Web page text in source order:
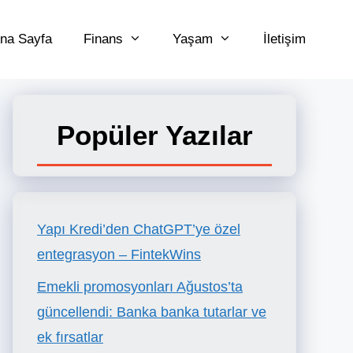
Sayfa Finans Yaşam İletişim
Popüler Yazılar
Yapı Kredi’den ChatGPT’ye özel
entegrasyon – FintekWins
Emekli promosyonları Ağustos’ta
güncellendi: Banka banka tutarlar ve
ek fırsatlar